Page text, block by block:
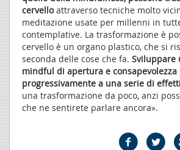
cervelloattraverso tecniche molto
meditazione usate per millenni in
contemplative. La trasformazione è
cervello è un organo plastico, che si
seconda delle cose che fa. Sviluppare
mindful di apertura e consapevolezza
progressivamente a una serie di
una trasformazione da poco, anzi
che ne sentirete parlare ancora».